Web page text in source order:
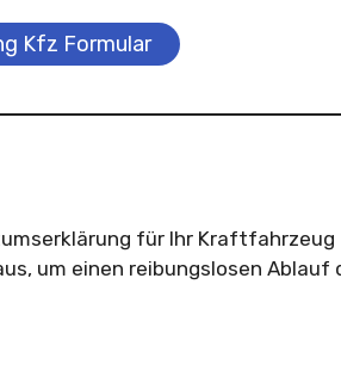
Kfz Formular
für Ihr Kraftfahrzeug
um einen reibungslosen Ablauf